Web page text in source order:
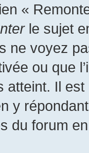
«
le sujet
ne voyez
ou que
atteint. Il
y
du forum